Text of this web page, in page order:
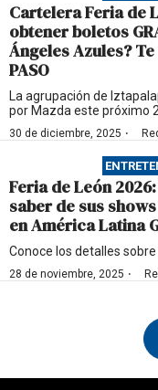
Cartelera Feria de
obtener boletos
Ángeles Azules?
PASO
La agrupación de
por Mazda este próximo
30 de diciembre, 2025 ·
Feria de León
saber de sus
en América Latina
Conoce los detalles
28 de noviembre, 2025 ·